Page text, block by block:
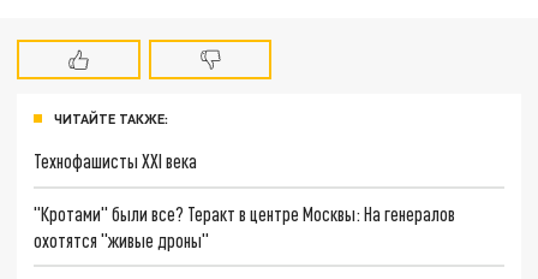
ЧИТАЙТЕ ТАКЖЕ:
Технофашисты XXI века
"Кротами" были все? Теракт в центре Москвы: На генералов
охотятся "живые дроны"